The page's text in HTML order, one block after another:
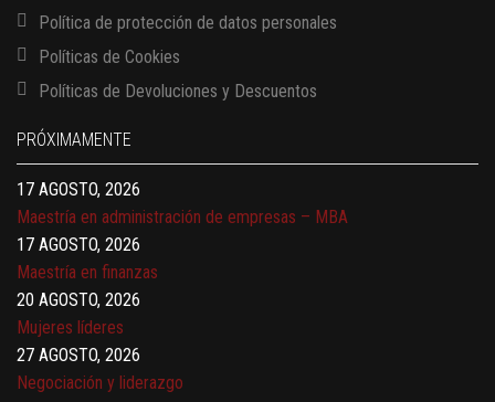
Política de protección de datos personales
Políticas de Cookies
Políticas de Devoluciones y Descuentos
PRÓXIMAMENTE
13 AGOSTO, 2026
17 AGOSTO, 2026
Gerencia de empresas familiares
17 AGOSTO, 2026
Maestría en administración de empresas – MBA
17 AGOSTO, 2026
Maestría en finanzas
20 AGOSTO, 2026
Mujeres líderes
27 AGOSTO, 2026
Negociación y liderazgo